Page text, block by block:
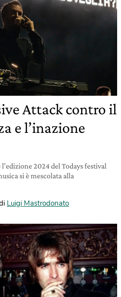
Attack contro il
e l’inazione
2024 del Todays festival
si è mescolata alla
Luigi Mastrodonato